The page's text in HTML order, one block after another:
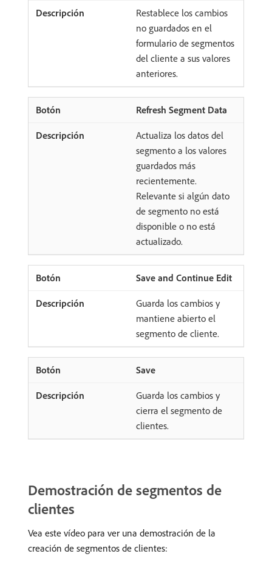
Restablece los cambios
no guardados en el
formulario de segmentos
del cliente a sus valores
anteriores.
Refresh Segment Data
Actualiza los datos del
segmento a los valores
guardados más
recientemente.
Relevante si algún dato
de segmento no está
disponible o no está
actualizado.
Save and Continue Edit
Guarda los cambios y
mantiene abierto el
segmento de cliente.
Save
Guarda los cambios y
cierra el segmento de
clientes.
Demostración de segmentos de
clientes
Vea este vídeo para ver una demostración de la
creación de segmentos de clientes: